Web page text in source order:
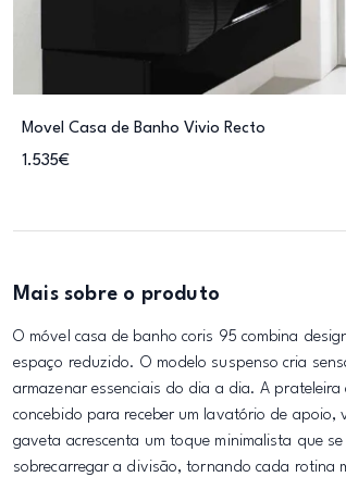
Movel Casa de Banho Vivio Recto
1.535€
Mais sobre o produto
O móvel casa de banho coris 95 combina
espaço reduzido. O modelo suspenso cria
armazenar essenciais do dia a dia. A
concebido para receber um lavatório de
gaveta acrescenta um toque minimalista que
sobrecarregar a divisão, tornando cada rotina